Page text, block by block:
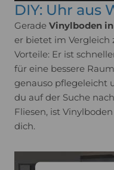
Mehr
powered by
DIY: Uhr aus
Gerade Vinylboden
er bietet im Vergleich
Vorteile: Er ist
für eine bessere
genauso pflegeleicht
du auf der Suche
Fliesen, ist
dich.